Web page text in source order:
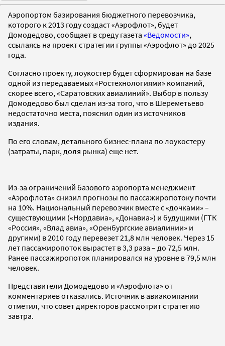
Аэропортом базирования бюджетного перевозчика,
которого к 2013 году создаст «Аэрофлот», будет
Домодедово, сообщает в среду газета «Ведомости»,
ссылаясь на проект стратегии группы «Аэрофлот» до 2025
года.
Согласно проекту, лоукостер будет сформирован на базе
одной из передаваемых «Ростехнологиями» компаний,
скорее всего, «Саратовских авиалиний». Выбор в пользу
Домодедово был сделан из-за того, что в Шереметьево
недостаточно места, пояснил один из источников
издания.
По его словам, детального бизнес-плана по лоукостеру
(затраты, парк, доля рынка) еще нет.
Из-за ограничений базового аэропорта менеджмент
«Аэрофлота» снизил прогнозы по пассажиропотоку почти
на 10%. Национальный перевозчик вместе с «дочками» –
существующими («Нордавиа», «Донавиа») и будущими (ГТК
«Россия», «Влад авиа», «Оренбургские авиалинии» и
другими) в 2010 году перевезет 21,8 млн человек. Через 15
лет пассажиропоток вырастет в 3,3 раза – до 72,5 млн.
Ранее пассажиропоток планировался на уровне в 79,5 млн
человек.
Представители Домодедово и «Аэрофлота» от
комментариев отказались. Источник в авиакомпании
отметил, что совет директоров рассмотрит стратегию
завтра.